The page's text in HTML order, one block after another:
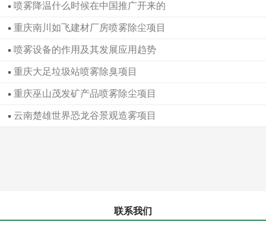
喷雾降温什么时候在中国推广开来的
重庆南川如飞建材厂房喷雾除尘项目
喷雾设备的作用及其发展应用趋势
重庆大足垃圾站喷雾除臭项目
重庆巫山茂发矿产品喷雾除尘项目
云南楚雄世界恐龙谷景观造雾项目
联系我们